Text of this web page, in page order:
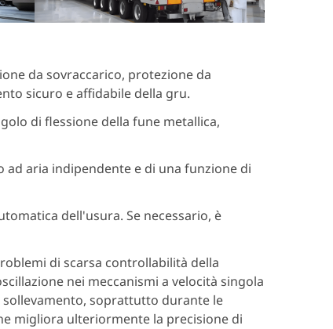
da sovraccarico, protezione da
sicuro e affidabile della gru.
di flessione della fune metallica,
aria indipendente e di una funzione di
dell'usura. Se necessario, è
di scarsa controllabilità della
nei meccanismi a velocità singola
soprattutto durante le
migliora ulteriormente la precisione di